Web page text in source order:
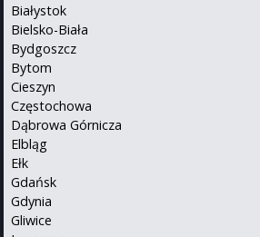
Białystok
Bielsko-Biała
Bydgoszcz
Bytom
Cieszyn
Częstochowa
Dąbrowa Górnicza
Elbląg
Ełk
Gdańsk
Gdynia
Gliwice